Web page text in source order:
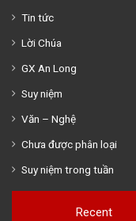
Tin tức
Lời Chúa
GX An Long
Suy niệm
Văn – Nghệ
Chưa được phân loại
Suy niệm trong tuần
Recent